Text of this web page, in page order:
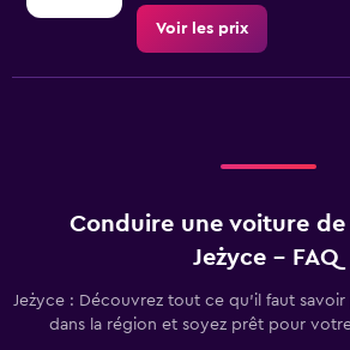
Voir les prix
Conduire une voiture
Jeżyce - FAQ
Jeżyce : Découvrez tout ce qu’il faut
dans la région et soyez prêt pour